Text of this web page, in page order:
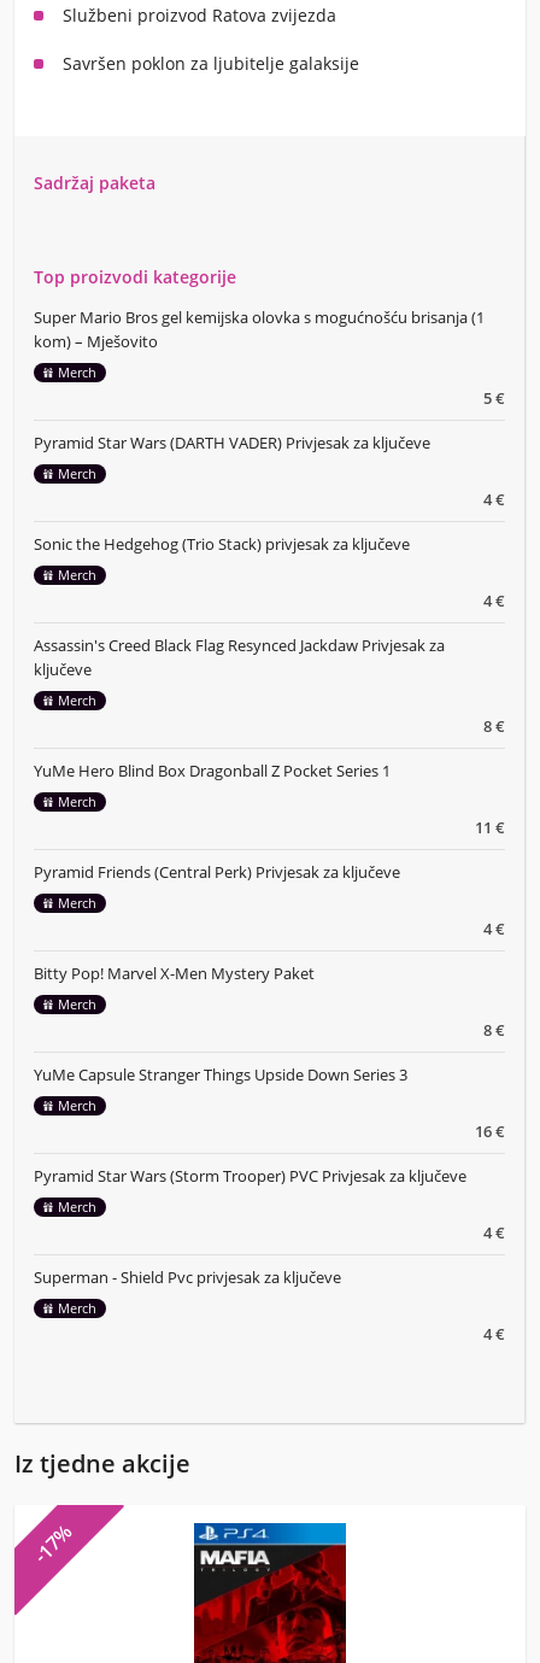
Službeni proizvod Ratova zvijezda
Savršen poklon za ljubitelje galaksije
Sadržaj paketa
Top proizvodi kategorije
5 €
Super Mario Bros gel kemijska olovka s mogućnošću brisanja (1
kom) – Mješovito
Merch
4 €
Pyramid Star Wars (DARTH VADER) Privjesak za ključeve
Merch
4 €
Sonic the Hedgehog (Trio Stack) privjesak za ključeve
Merch
8 €
Assassin's Creed Black Flag Resynced Jackdaw Privjesak za
ključeve
Merch
11 €
YuMe Hero Blind Box Dragonball Z Pocket Series 1
Merch
4 €
Pyramid Friends (Central Perk) Privjesak za ključeve
Merch
8 €
Bitty Pop! Marvel X-Men Mystery Paket
Merch
16 €
YuMe Capsule Stranger Things Upside Down Series 3
Merch
4 €
Pyramid Star Wars (Storm Trooper) PVC Privjesak za ključeve
Merch
4 €
Superman - Shield Pvc privjesak za ključeve
Merch
Iz tjedne akcije
-17%